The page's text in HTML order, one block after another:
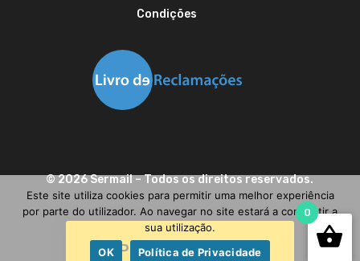
Condições
©2026Sermail– Todos os direitos reservados.
Precisa de ajuda?
0
Este site utiliza cookies para permitir uma melhor experiência
por parte do utilizador. Ao navegar no site estará a consentir a
sua utilização.
OK
Política de Privacidade